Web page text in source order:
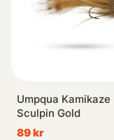
Umpqua Kamikaze
Sculpin Gold
89 kr